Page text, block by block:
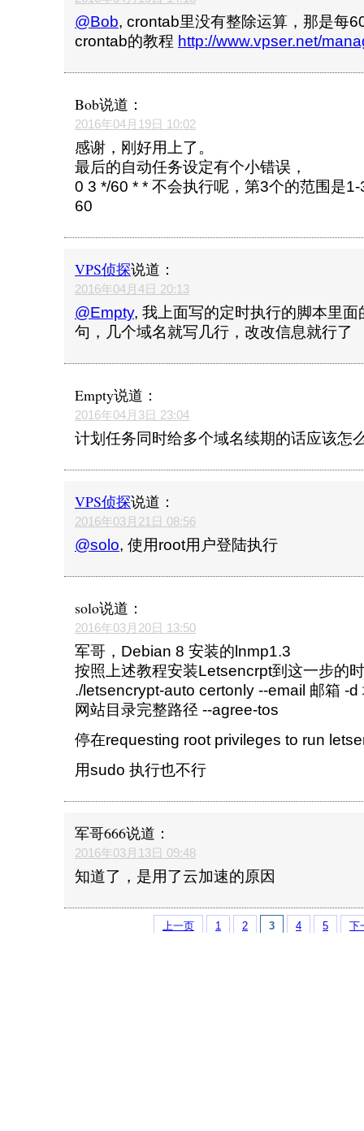
@Bob, crontab里没有整除运算，那是每
crontab的教程 http://www.vpser.net/
Bob说道：
2016年04月19日 10:02
感谢，刚好用上了。
最后的自动任务设定有个小错误，
0 3 */60 * * 不会执行呢，第3个的范围是
60
VPS侦探说道：
2016年04月4日 20:13
@Empty, 我上面写的定时执行的脚本里
句，几个域名就写几行，改改信息就行了
Empty说道：
2016年04月3日 23:04
计划任务同时给多个域名续期的话应该怎
VPS侦探说道：
2016年03月21日 08:56
@solo, 使用root用户登陆执行
solo说道：
2016年03月20日 13:50
军哥，Debian 8 安装的lnmp1.3
按照上述教程安装Letsencrpt到这一步的
./letsencrypt-auto certonly --email 邮箱 -d
网站目录完整路径 --agree-tos
停在requesting root privileges to run
用sudo 执行也不行
军哥666说道：
2016年03月13日 09:48
知道了，是用了云加速的原因
上一页 1 2 3 4 5 下